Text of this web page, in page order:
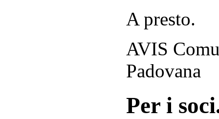
A presto.
AVIS
Padovana
Per i